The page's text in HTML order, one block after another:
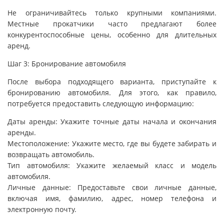
Не ограничивайтесь только крупными компаниями.
Местные прокатчики часто предлагают более
конкурентоспособные цены, особенно для длительных
аренд.
Шаг 3: Бронирование автомобиля
После выбора подходящего варианта, приступайте к
бронированию автомобиля. Для этого, как правило,
потребуется предоставить следующую информацию:
Даты аренды: Укажите точные даты начала и окончания
аренды.
Местоположение: Укажите место, где вы будете забирать и
возвращать автомобиль.
Тип автомобиля: Укажите желаемый класс и модель
автомобиля.
Личные данные: Предоставьте свои личные данные,
включая имя, фамилию, адрес, номер телефона и
электронную почту.